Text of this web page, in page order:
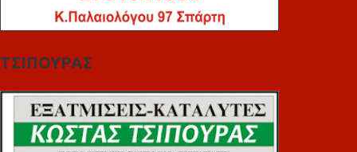
ΤΣΙΠΟΥΡΑΣ